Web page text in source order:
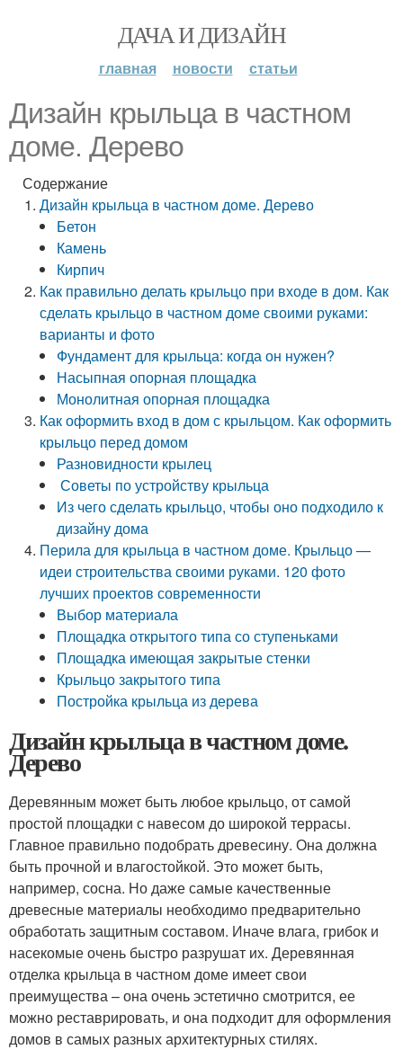
ДАЧА И ДИЗАЙН
главная новости статьи
Дизайн крыльца в частном
доме. Дерево
Содержание
Дизайн крыльца в частном доме. Дерево
Бетон
Камень
Кирпич
Как правильно делать крыльцо при входе в дом. Как
сделать крыльцо в частном доме своими руками:
варианты и фото
Фундамент для крыльца: когда он нужен?
Насыпная опорная площадка
Монолитная опорная площадка
Как оформить вход в дом с крыльцом. Как оформить
крыльцо перед домом
Разновидности крылец
Советы по устройству крыльца
Из чего сделать крыльцо, чтобы оно подходило к
дизайну дома
Перила для крыльца в частном доме. Крыльцо —
идеи строительства своими руками. 120 фото
лучших проектов современности
Выбор материала
Площадка открытого типа со ступеньками
Площадка имеющая закрытые стенки
Крыльцо закрытого типа
Постройка крыльца из дерева
Дизайн крыльца в частном доме.
Дерево
Деревянным может быть любое крыльцо, от самой
простой площадки с навесом до широкой террасы.
Главное правильно подобрать древесину. Она должна
быть прочной и влагостойкой. Это может быть,
например, сосна. Но даже самые качественные
древесные материалы необходимо предварительно
обработать защитным составом. Иначе влага, грибок и
насекомые очень быстро разрушат их. Деревянная
отделка крыльца в частном доме имеет свои
преимущества – она очень эстетично смотрится, ее
можно реставрировать, и она подходит для оформления
домов в самых разных архитектурных стилях.